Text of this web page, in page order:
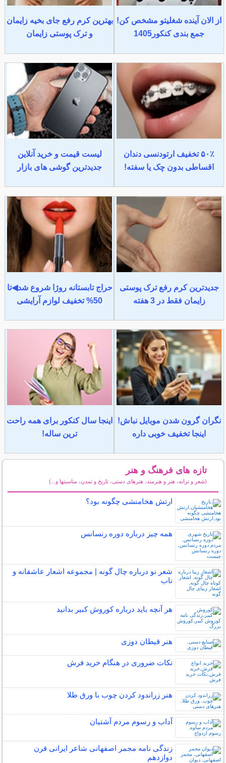
از الان آینده شغلیتو مشخص کن!
جمع بندی کنکور1405
بهترین کرم رفع جای بخیه زایمان
و ترک پوستی زایمان
۵۰٪ تخفیف ارتودنسی دندان
اقساطی بدون چک یا سفته!
لیست قیمت و خرید آنلاین
جدیدترین گوشی های بازار
جدیدترین کرم رفع ترک پوستی
زایمان فقط در 3 هفته
حراج تابستانه روژا شروع شد◀تا
50% تخفیف لوازم آرایشی
نگران گرون شدن موبایل نباش!
اینجا تخفیف خوبی داره
اینجا سال کنکور برای همه راحت
ترین ساله!
تازه های فرهنگ و هنر
(شعر و ترانه، هنر و هنرمند، هنرهای دستی، تاریخ و تمدن، مناسبتها و...)
ارتش هخامنشی چگونه بود؟
همه چیز درباره دوره رنسانس
شعر نو درباره چال گونه | مجموعه اشعار عاشقانه و
ناب
هر آنچه باید درباره کوروش کبیر بدانید
هنر قیطان دوزی
نکات ضروری در هنگام خرید فرش
هنر زراندود كردن چوب با ورق طلا
آداب و رسوم مردم آشتیان
زندگی نامه مجمر اصفهانی شاعر ایرانی قرن
دوازدهم